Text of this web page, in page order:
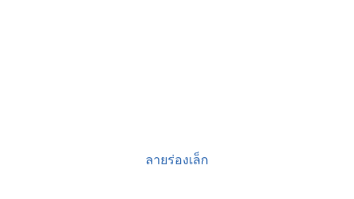
ลายร่องเล็ก